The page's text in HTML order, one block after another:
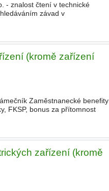
- znalost čtení v technické
závad v
(kromě zařízení
Zaměstnanecké benefity
FKSP, bonus za přítomnost
zařízení (kromě